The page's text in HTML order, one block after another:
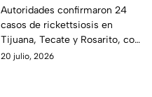
Tijuana, Tecate y
Rosarito; suman 12
fallecimientos
Autoridades confirmaron 24
casos de rickettsiosis en
Tijuana, Tecate y Rosarito, con
12 fallecimientos; llaman a
20 julio, 2026